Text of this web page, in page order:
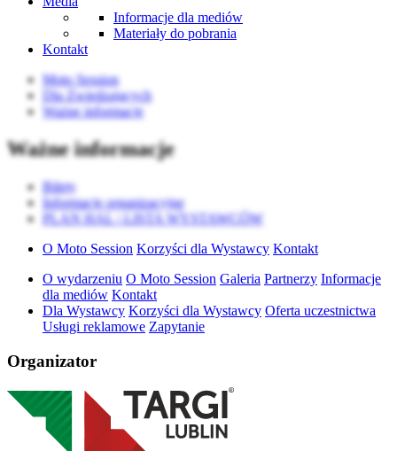
Informacje dla mediów
Materiały do pobrania
Kontakt
Moto Session
Dla Zwiedzających
Ważne informacje
Ważne informacje
Bilety
Informacje organizacyjne
PLAN HAL \ LISTA WYSTAWCÓW
O Moto Session Korzyści dla Wystawcy Kontakt
O wydarzeniu O Moto Session Galeria Partnerzy Informacje
dla mediów Kontakt
Dla Wystawcy Korzyści dla Wystawcy Oferta uczestnictwa
Usługi reklamowe Zapytanie
Organizator